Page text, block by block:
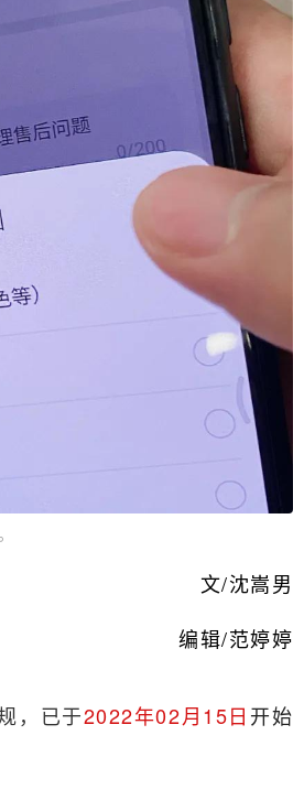
文/沈嵩男
编辑/范婷婷
，已于2022年02月15日 开始